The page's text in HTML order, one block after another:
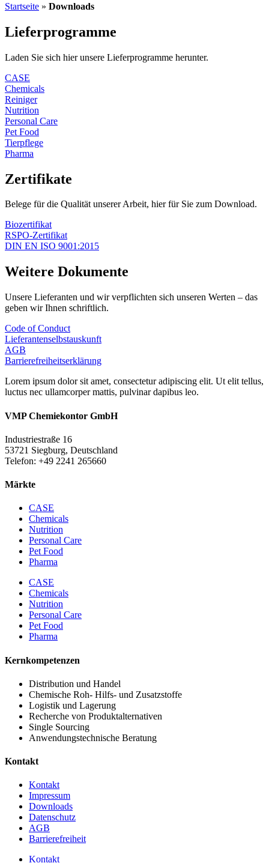
Startseite » Downloads
Lieferprogramme
Laden Sie sich hier unsere Lieferprogramme herunter.
CASE
Chemicals
Reiniger
Nutrition
Personal Care
Pet Food
Tierpflege
Pharma
Zertifikate
Belege für die Qualität unserer Arbeit, hier für Sie zum Download.
Biozertifikat
RSPO-Zertifikat
DIN EN ISO 9001:2015
Weitere Dokumente
Unsere Lieferanten und wir verpflichten sich unseren Werten – das
geben wir Ihnen schriftlich.
Code of Conduct
Lieferantenselbstauskunft
AGB
Barrierefreiheitserklärung
Lorem ipsum dolor sit amet, consectetur adipiscing elit. Ut elit tellus,
luctus nec ullamcorper mattis, pulvinar dapibus leo.
VMP Chemiekontor GmbH
Industriestraße 16
53721 Siegburg, Deutschland
Telefon: +49 2241 265660
Märkte
CASE
Chemicals
Nutrition
Personal Care
Pet Food
Pharma
CASE
Chemicals
Nutrition
Personal Care
Pet Food
Pharma
Kernkompetenzen
Distribution und Handel
Chemische Roh- Hilfs- und Zusatzstoffe
Logistik und Lagerung
Recherche von Produktalternativen
Single Sourcing
Anwendungstechnische Beratung
Kontakt
Kontakt
Impressum
Downloads
Datenschutz
AGB
Barrierefreiheit
Kontakt